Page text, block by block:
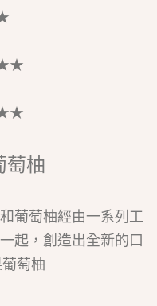
萄柚
葡萄柚經由一系列工
起，創造出全新的口
萄柚